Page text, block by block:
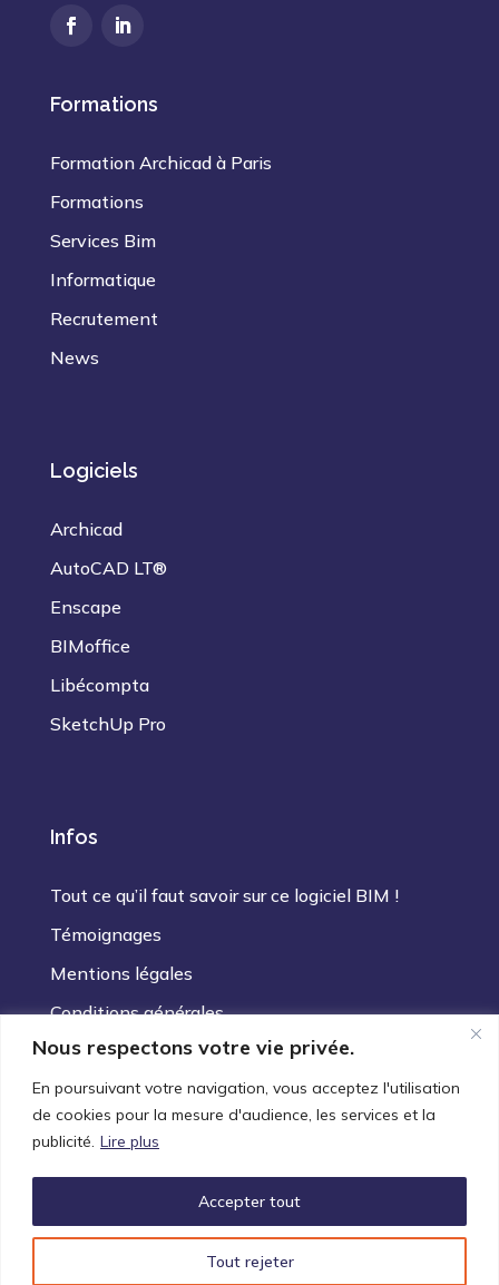
Nous respectons votre vie privée.
En poursuivant votre navigation, vous acceptez l'utilisation
de cookies pour la mesure d'audience, les services et la
publicité. Lire plus
Tout rejeter
Accepter tout
Formations
Formation Archicad à Paris
Formations
Services Bim
Informatique
Recrutement
News
Logiciels
Archicad
AutoCAD LT®
Enscape
BIMoffice
Libécompta
SketchUp Pro
Infos
Tout ce qu’il faut savoir sur ce logiciel BIM !
Témoignages
Mentions légales
Conditions générales
Plan du site
Copyright © 2015 Archimatique. Tous droits
réservés made by Internet Diffusion